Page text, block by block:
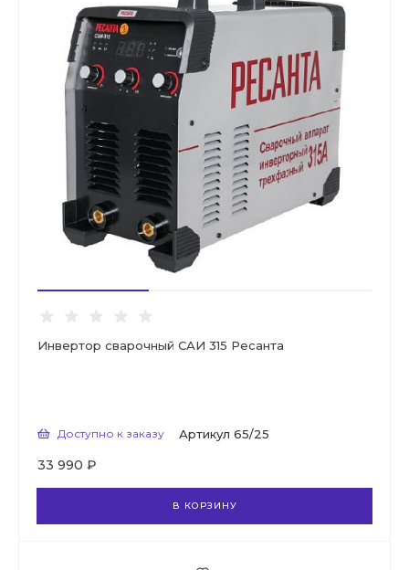
Инвертор сварочный САИ 315 Ресанта
Доступно к заказу Артикул 65/25
33 990 ₽
В КОРЗИНУ